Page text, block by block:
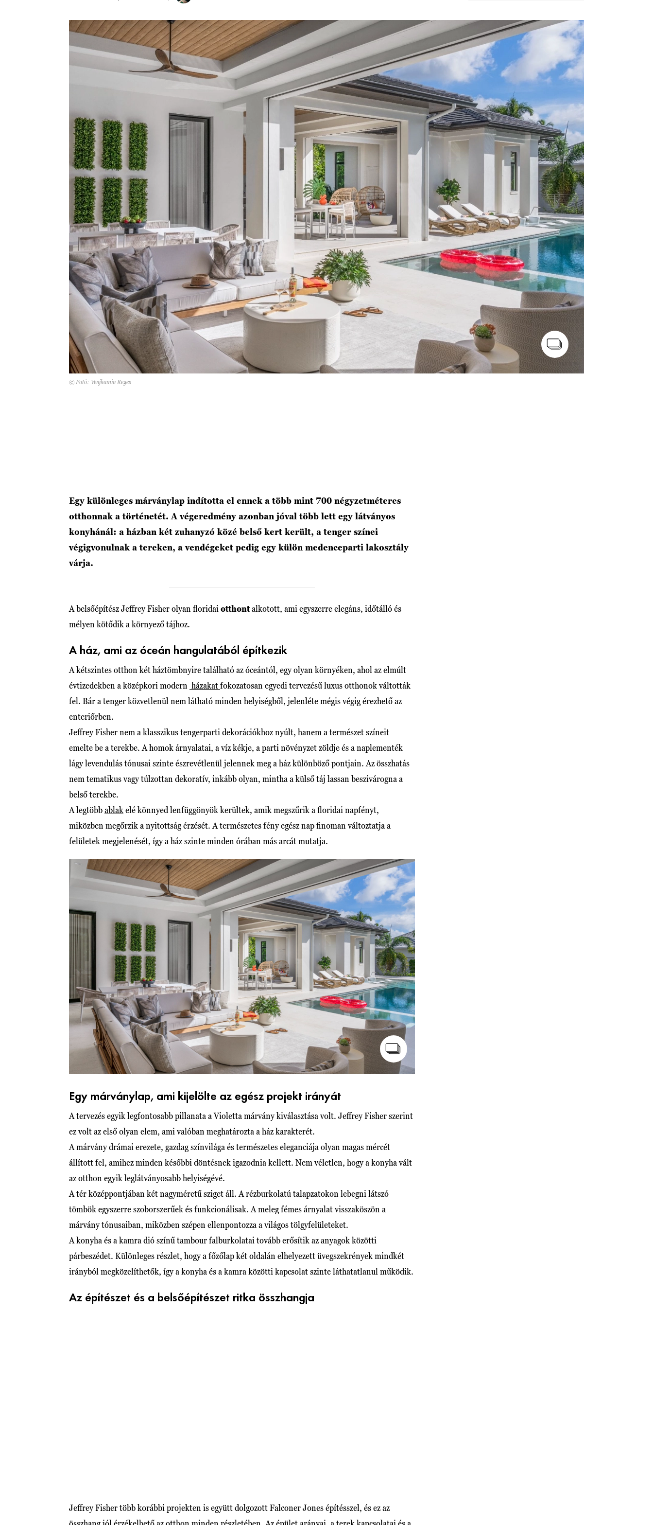
© Fotó: Venjhamin Reyes
Egy különleges márványlap indította el ennek a több mint 700 négyzetméteres
otthonnak a történetét. A végeredmény azonban jóval több lett egy látványos
konyhánál: a házban két zuhanyzó közé belső kert került, a tenger színei
végigvonulnak a tereken, a vendégeket pedig egy külön medenceparti lakosztály
várja.
A belsőépítész Jeffrey Fisher olyan floridai otthontalkotott, ami egyszerre elegáns, időtálló és
mélyen kötődik a környező tájhoz.
A ház, ami az óceán hangulatából építkezik
A kétszintes otthon két háztömbnyire található az óceántól, egy olyan környéken, ahol az elmúlt
évtizedekben a középkori modern házakatfokozatosan egyedi tervezésű luxus otthonok váltották
fel. Bár a tenger közvetlenül nem látható minden helyiségből, jelenléte mégis végig érezhető az
enteriőrben.
Jeffrey Fisher nem a klasszikus tengerparti dekorációkhoz nyúlt, hanem a természet színeit
emelte be a terekbe. A homok árnyalatai, a víz kékje, a parti növényzet zöldje és a naplementék
lágy levendulás tónusai szinte észrevétlenül jelennek meg a ház különböző pontjain. Az összhatás
nem tematikus vagy túlzottan dekoratív, inkább olyan, mintha a külső táj lassan beszivárogna a
belső terekbe.
A legtöbbablakelé könnyed lenfüggönyök kerültek, amik megszűrik a floridai napfényt,
miközben megőrzik a nyitottság érzését. A természetes fény egész nap finoman változtatja a
felületek megjelenését, így a ház szinte minden órában más arcát mutatja.
Egy márványlap, ami kijelölte az egész projekt irányát
A tervezés egyik legfontosabb pillanata a Violetta márvány kiválasztása volt. Jeffrey Fisher szerint
ez volt az első olyan elem, ami valóban meghatározta a ház karakterét.
A márvány drámai erezete, gazdag színvilága és természetes eleganciája olyan magas mércét
állított fel, amihez minden későbbi döntésnek igazodnia kellett. Nem véletlen, hogy a konyha vált
az otthon egyik leglátványosabb helyiségévé.
A tér középpontjában két nagyméretű sziget áll. A rézburkolatú talapzatokon lebegni látszó
tömbök egyszerre szoborszerűek és funkcionálisak. A meleg fémes árnyalat visszaköszön a
márvány tónusaiban, miközben szépen ellenpontozza a világos tölgyfelületeket.
A konyha és a kamra dió színű tambour falburkolatai tovább erősítik az anyagok közötti
párbeszédet. Különleges részlet, hogy a főzőlap két oldalán elhelyezett üvegszekrények mindkét
irányból megközelíthetők, így a konyha és a kamra közötti kapcsolat szinte láthatatlanul működik.
Az építészet és a belsőépítészet ritka összhangja
Jeffrey Fisher több korábbi projekten is együtt dolgozott Falconer Jones építésszel, és ez az